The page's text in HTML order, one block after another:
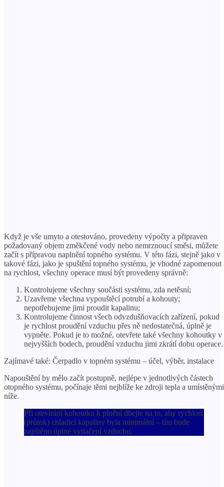
Když je vše umyto a otestováno, provedeny výpočty a připraven
požadovaný objem změkčené vody nebo nemrznoucí směsi, můžete
začít s přípravou naplnění topného systému. V této fázi, stejně jako v
takové fázi, jako je spuštění topného systému, je vhodné zapomenout
na rychlost, všechny operace musí být provedeny správně:
Kontrolujeme všechny součásti systému, zda netěsní;
Uzavřeme všechna vypouštěcí potrubí a kohouty;
nepotřebujeme jimi proudit kapalinu;
Kontrolujeme činnost všech odvzdušňovacích zařízení, pokud
je rychlost proudění vzduchu přes ně nedostatečná, úplně je
vypněte. Pokud je to možné, otevřete také všechny kohoutky v
nejvyšších bodech, proudění vzduchu jimi zkrátí dobu operace.
Zajímavé také: Čerpadlo v topném systému – účel, výběr, instalace
Napouštění by mělo začít postupně, nejlépe v jednotlivých částech
otopného systému, počínaje těmi nejblíže ke zdroji tepla a umístěnými
níže.
Při otevírání kohoutku k plnění dbejte na to, aby rychlost
(průtok) chladicí kapaliny byla minimální – tím bude
zajištěno úplné vytlačení vzduchu.